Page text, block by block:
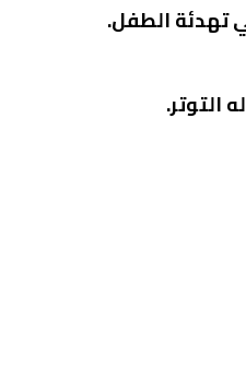
تهدئة الطفل.
التوتر.